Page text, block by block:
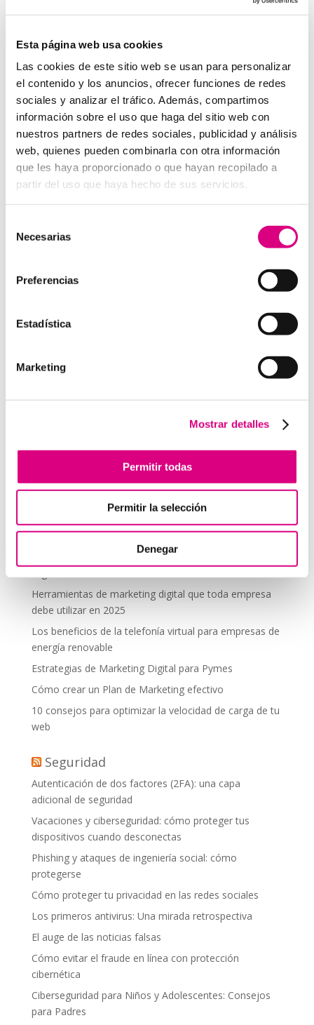
Esta página web usa cookies
Las cookies de este sitio web se usan para personalizar
el contenido y los anuncios, ofrecer funciones de redes
sociales y analizar el tráfico. Además, compartimos
información sobre el uso que haga del sitio web con
nuestros partners de redes sociales, publicidad y análisis
web, quienes pueden combinarla con otra información
que les haya proporcionado o que hayan recopilado a
partir del uso que haya hecho de sus servicios.
Necesarias
Preferencias
Estadística
Marketing
Mostrar detalles
Permitir todas
Permitir la selección
Denegar
System Network, tu operadora de telefonía
virtual en España
que nos permitas estudiar tu caso particular.
Aunque si lo prefieres, puedes enviarnos un correo
electrónico a
virtual@networkes.com
o llamarnos al
900 800 806 .
Tenemos más de
15 años de experiencia en
instalación de sistemas de telefonía virtual.
Gracias a su rápida integración, permite gran
flexibilidad en el aprovisionamiento de servicios, así
como la creación virtual de centrales telefónicas
virtuales dimensionadas a las necesidades de cada
cliente.
Enviar comentario
comentario.
Tendencias actuales en marketing y publicidad que
llamadas
Aplicaciones de Inteligencia Artificial para el Marketing
Herramientas de marketing digital que toda empresa
debe utilizar en 2025
Los beneficios de la telefonía virtual para empresas de
energía renovable
Estrategias de Marketing Digital para Pymes
Cómo crear un Plan de Marketing efectivo
10 consejos para optimizar la velocidad de carga de tu
web
Seguridad
Autenticación de dos factores (2FA): una capa
adicional de seguridad
Vacaciones y ciberseguridad: cómo proteger tus
dispositivos cuando desconectas
Phishing y ataques de ingeniería social: cómo
protegerse
Cómo proteger tu privacidad en las redes sociales
Los primeros antivirus: Una mirada retrospectiva
El auge de las noticias falsas
Cómo evitar el fraude en línea con protección
cibernética
Ciberseguridad para Niños y Adolescentes: Consejos
para Padres